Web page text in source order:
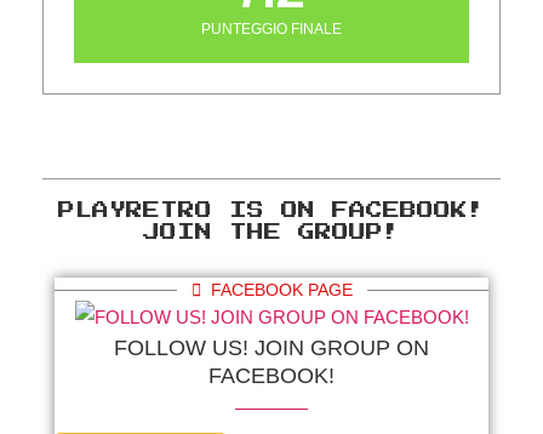
PUNTEGGIO FINALE
PLAYRETRO IS ON FACEBOOK!
JOIN THE GROUP!
FACEBOOK PAGE
FOLLOW US! JOIN GROUP ON
FACEBOOK!